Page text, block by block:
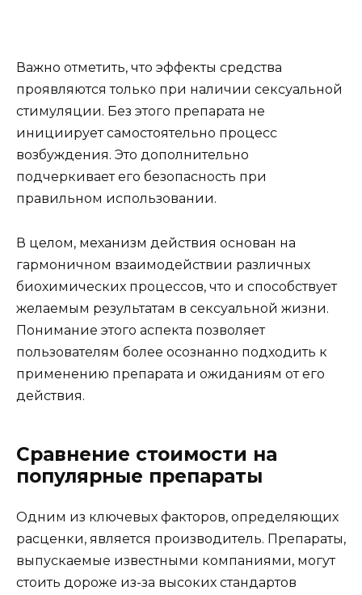
Важно отметить, что эффекты средства
проявляются только при наличии сексуальной
стимуляции. Без этого препарата не
инициирует самостоятельно процесс
возбуждения. Это дополнительно
подчеркивает его безопасность при
правильном использовании.
В целом, механизм действия основан на
гармоничном взаимодействии различных
биохимических процессов, что и способствует
желаемым результатам в сексуальной жизни.
Понимание этого аспекта позволяет
пользователям более осознанно подходить к
применению препарата и ожиданиям от его
действия.
Сравнение стоимости на
популярные препараты
Одним из ключевых факторов, определяющих
расценки, является производитель. Препараты,
выпускаемые известными компаниями, могут
стоить дороже из-за высоких стандартов